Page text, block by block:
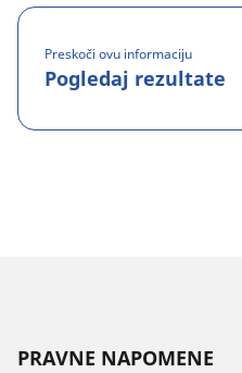
Preskoči ovu informaciju
Pogledaj rezultate
PRAVNE NAPOMENE